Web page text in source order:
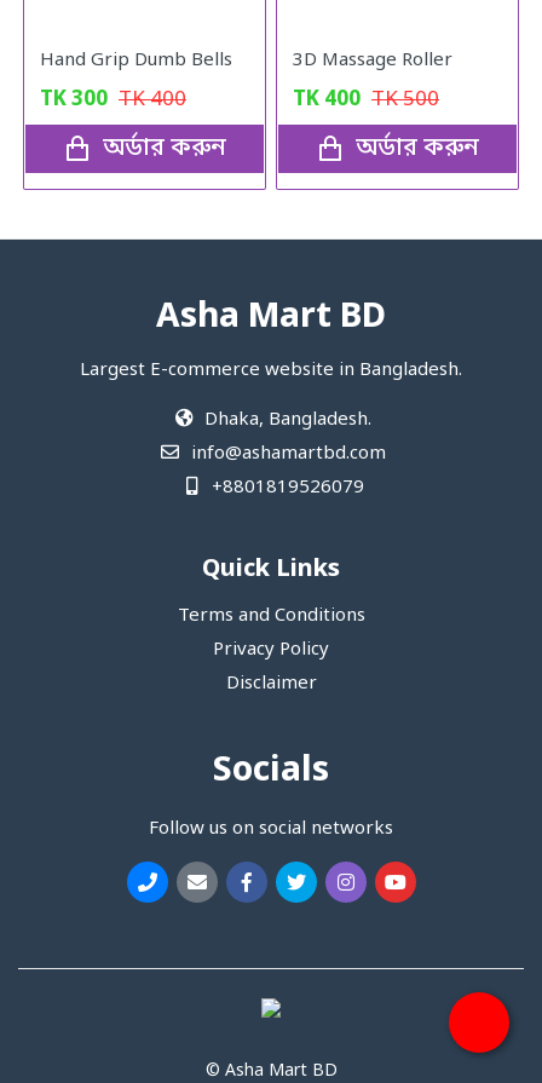
Hand Grip Dumb Bells
TK300 TK400
অর্ডার করুন
3D Massage Roller
TK 400 TK500
অর্ডার করুন
Asha Mart BD
Largest E-commerce website in Bangladesh.
Dhaka, Bangladesh.
info@ashamartbd.com
+8801819526079
Quick Links
Terms and Conditions
Privacy Policy
Disclaimer
Socials
Follow us on social networks
© Asha Mart BD